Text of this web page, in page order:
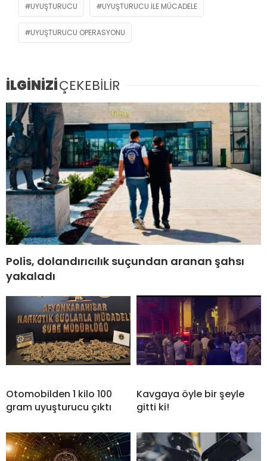
UYUŞTURUCU UYUŞTURUCU ILE MÜCADELE
UYUŞTURUCU OPERASYONU
İLGİNİZİÇEKEBİLİR
Polis, dolandırıcılık suçundan aranan şahsı
yakaladı
Otomobilden 1 kilo 100
gram uyuşturucu çıktı
Kavgaya öyle bir şeyle
gitti ki!